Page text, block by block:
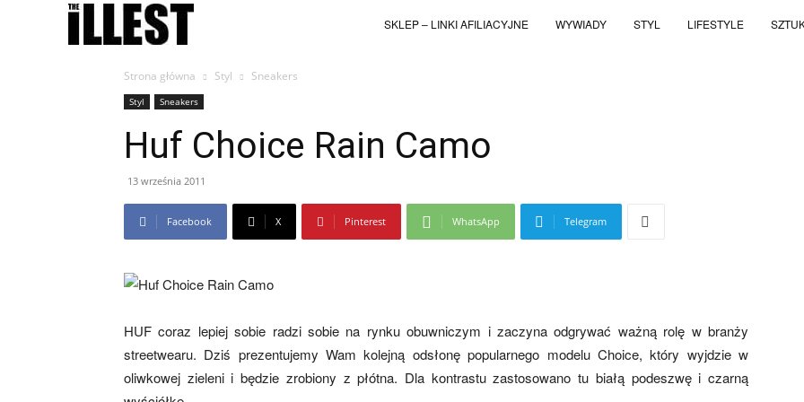
SKLEP – LINKI AFILIACYJNE WYWIADY STYL LIFESTYLE
Strona główna Styl Sneakers
Styl Sneakers
Huf Choice Rain Camo
13 września 2011
Facebook X Pinterest WhatsApp Telegram
HUF coraz lepiej sobie radzi sobie na rynku obuwniczym i zaczyna odgrywać ważną rolę w branży
streetwearu. Dziś prezentujemy Wam kolejną odsłonę popularnego modelu Choice, który wyjdzie w
oliwkowej zieleni i będzie zrobiony z płótna. Dla kontrastu zastosowano tu białą podeszwę i czarną